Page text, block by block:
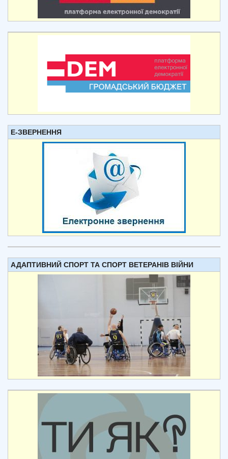
Е-ЗВЕРНЕННЯ
АДАПТИВНИЙ СПОРТ ТА СПОРТ ВЕТЕРАНІВ ВІЙНИ